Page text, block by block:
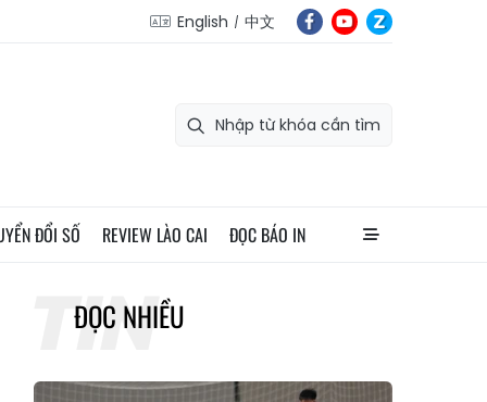
English 中文
ĐỔI SỐ REVIEW LÀO CAI ĐỌC BÁO IN
ĐỌC NHIỀU